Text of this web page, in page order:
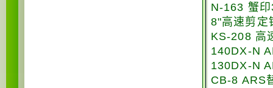
N-163 蟹
8"高速剪定
KS-208 高
140DX-N
130DX-N
CB-8 ARS